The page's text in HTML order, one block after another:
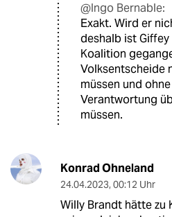
@Ingo Bernable:
Exakt. Wird er
deshalb ist
Koalition
Volksentscheide
müssen und
Verantwortung
müssen.
Konrad Ohneland
24.04.2023, 00:12 Uhr
Willy Brandt hätte zu